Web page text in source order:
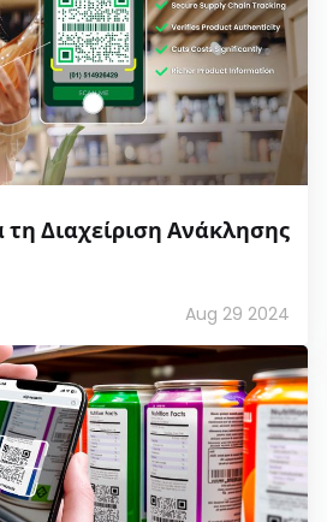
τη Διαχείριση Ανάκλησης
Aug 29 2024